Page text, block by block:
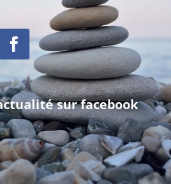
sur facebook